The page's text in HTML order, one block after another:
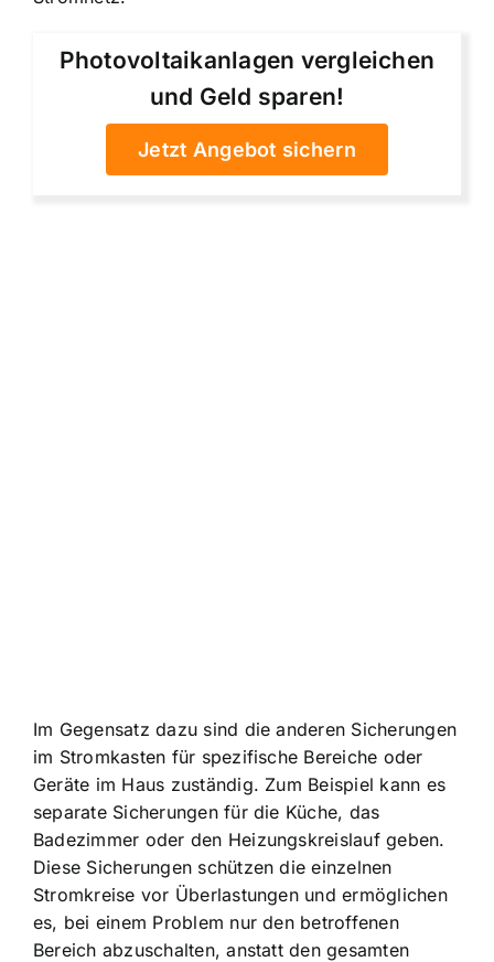
Photovoltaikanlagen vergleichen
und Geld sparen!
Jetzt Angebot sichern
Im Gegensatz dazu sind die anderen Sicherungen
im Stromkasten für spezifische Bereiche oder
Geräte im Haus zuständig. Zum Beispiel kann es
separate Sicherungen für die Küche, das
Badezimmer oder den Heizungskreislauf geben.
Diese Sicherungen schützen die einzelnen
Stromkreise vor Überlastungen und ermöglichen
es, bei einem Problem nur den betroffenen
Bereich abzuschalten, anstatt den gesamten